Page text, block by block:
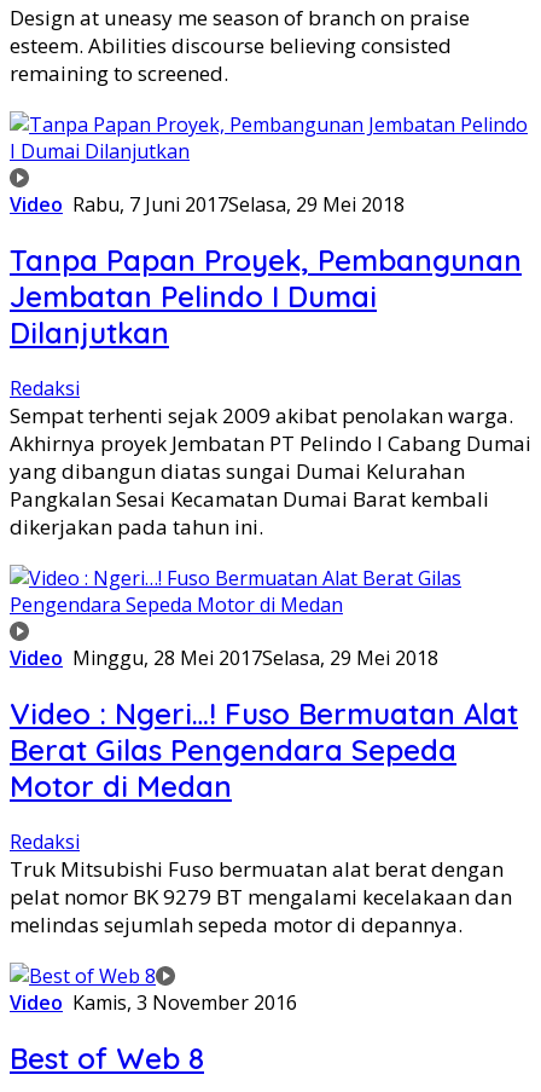
Design at uneasy me season of branch on praise
esteem. Abilities discourse believing consisted
remaining to screened.
Video Rabu, 7 Juni 2017Selasa, 29 Mei 2018
Tanpa Papan Proyek, Pembangunan
Jembatan Pelindo I Dumai
Dilanjutkan
Redaksi
Sempat terhenti sejak 2009 akibat penolakan warga.
Akhirnya proyek Jembatan PT Pelindo I Cabang Dumai
yang dibangun diatas sungai Dumai Kelurahan
Pangkalan Sesai Kecamatan Dumai Barat kembali
dikerjakan pada tahun ini.
Video Minggu, 28 Mei 2017Selasa, 29 Mei 2018
Video : Ngeri…! Fuso Bermuatan Alat
Berat Gilas Pengendara Sepeda
Motor di Medan
Redaksi
Truk Mitsubishi Fuso bermuatan alat berat dengan
pelat nomor BK 9279 BT mengalami kecelakaan dan
melindas sejumlah sepeda motor di depannya.
Video Kamis, 3 November 2016
Best of Web 8